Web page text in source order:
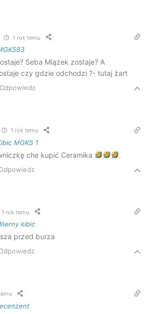
1 rok temu
Seba Miązek zostaje? A
czy gdzie odchodzi ?- tutaj żart
Odpowiedz
1 rok temu
MGKS 1
che kupić Ceramika .
1 rok temu
kibic
przed burza